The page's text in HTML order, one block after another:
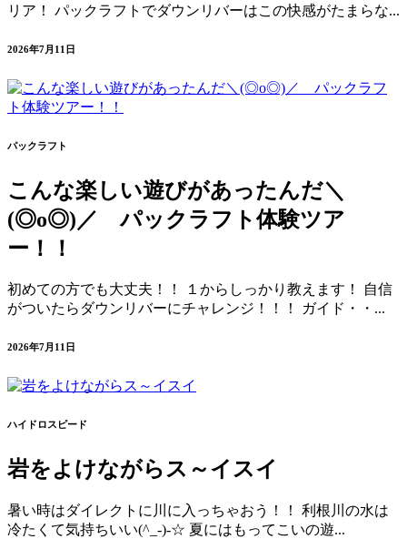
リア！ パックラフトでダウンリバーはこの快感がたまらな...
2026年7月11日
パックラフト
こんな楽しい遊びがあったんだ＼
(◎o◎)／ パックラフト体験ツア
ー！！
初めての方でも大丈夫！！ １からしっかり教えます！ 自信
がついたらダウンリバーにチャレンジ！！！ ガイド・・...
2026年7月11日
ハイドロスピード
岩をよけながらス～イスイ
暑い時はダイレクトに川に入っちゃおう！！ 利根川の水は
冷たくて気持ちいい(^_-)-☆ 夏にはもってこいの遊...